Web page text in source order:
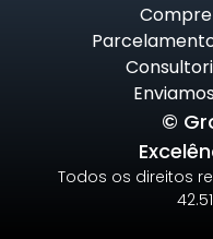
©
Todos os direitos